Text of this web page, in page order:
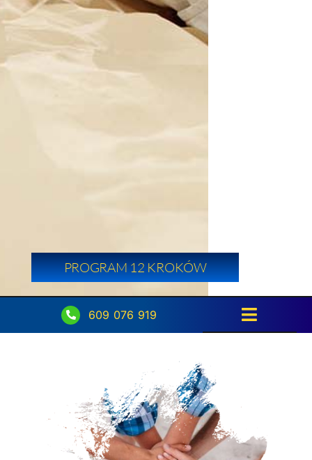
PROGRAM 12 KROKÓW
609 076 919
Toggle
Intencje
Ogłoszenia